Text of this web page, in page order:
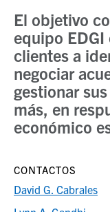
El objetivo
equipo EDGI
clientes a
negociar
gestionar
más, en
económico
CONTACTOS
David G. Cabrales